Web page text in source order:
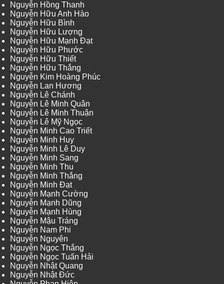
Nguyễn Hồng Thanh
Nguyễn Hữu Anh Hào
Nguyễn Hữu Bình
Nguyễn Hữu Lượng
Nguyễn Hữu Mạnh Đạt
Nguyễn Hữu Phước
Nguyễn Hữu Thiết
Nguyễn Hữu Thắng
Nguyễn Kim Hoàng Phúc
Nguyễn Lan Hương
Nguyễn Lê Chánh
Nguyễn Lê Minh Quân
Nguyễn Lê Minh Thuận
Nguyễn Lê Mỹ Ngọc
Nguyễn Minh Cao Triết
Nguyễn Minh Huy
Nguyễn Minh Lê Duy
Nguyễn Minh Sang
Nguyễn Minh Thu
Nguyễn Minh Thắng
Nguyễn Minh Đạt
Nguyễn Mạnh Cường
Nguyễn Mạnh Dũng
Nguyễn Mạnh Hùng
Nguyễn Mậu Tráng
Nguyễn Nam Phi
Nguyễn Nguyên
Nguyễn Ngọc Thắng
Nguyễn Ngọc Tuấn Hải
Nguyễn Nhật Quang
Nguyễn Nhật Đức